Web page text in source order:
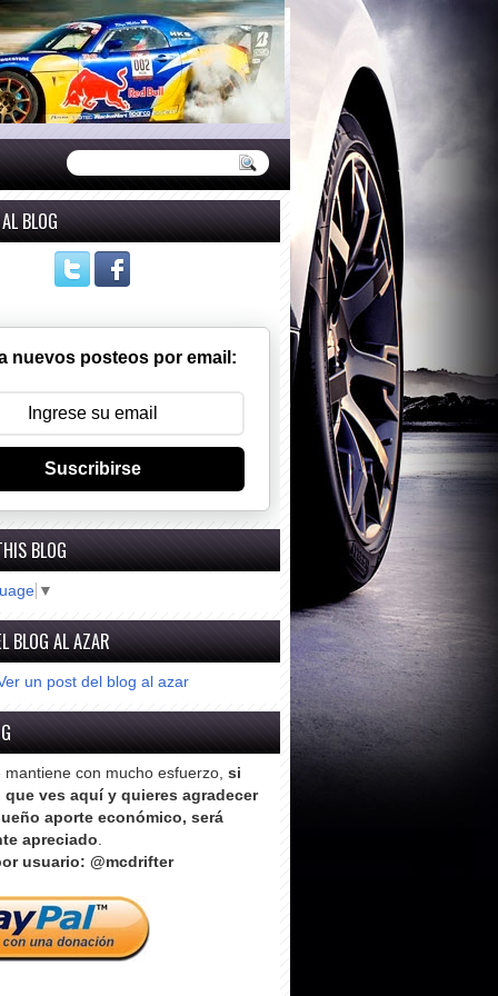
BLOG
nuevos posteos por email:
Suscribirse
BLOG
▼
BLOG AL AZAR
un post del blog al azar
mantiene con mucho esfuerzo, si
ves aquí y quieres agradecer
aporte económico, será
apreciado.
usuario: @mcdrifter